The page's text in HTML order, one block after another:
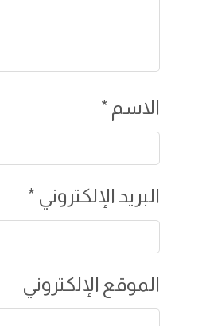
الاسم *
البريد الإلكتروني *
الموقع الإلكتروني